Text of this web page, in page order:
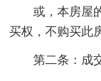
或，本房屋
买权，不购买此
第二条：成